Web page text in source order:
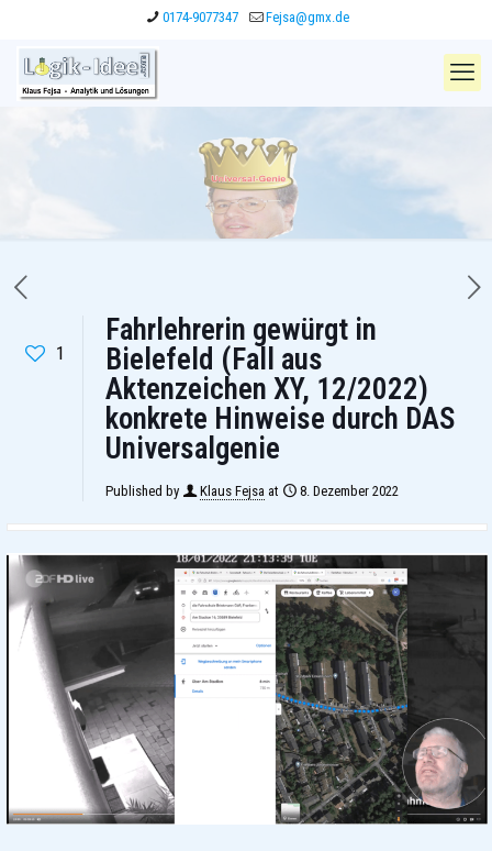
0174-9077347 Fejsa@gmx.de
1
Fahrlehrerin gewürgt in
Bielefeld (Fall aus
Aktenzeichen XY, 12/2022)
konkrete Hinweise durch DAS
Universalgenie
Published by Klaus Fejsa at 8. Dezember 2022